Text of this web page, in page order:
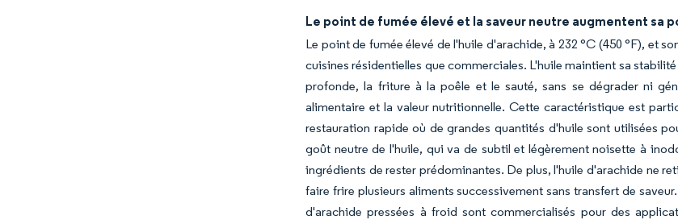
Le point de fumée élevé et la saveur neutre augmentent sa
Le point de fumée élevé de l'huile d'arachide, à 232 °C (450 °F), et
cuisines résidentielles que commerciales. L'huile maintient sa
profonde, la friture à la poêle et le sauté, sans se dégrader ni
alimentaire et la valeur nutritionnelle. Cette caractéristique est
restauration rapide où de grandes quantités d'huile sont utilisées
goût neutre de l'huile, qui va de subtil et légèrement noisette à
ingrédients de rester prédominantes. De plus, l'huile d'arachide ne
faire frire plusieurs aliments successivement sans transfert de
d'arachide pressées à froid sont commercialisés pour des